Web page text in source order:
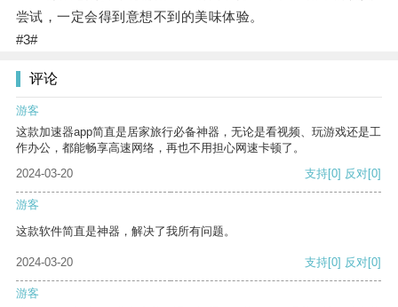
尝试，一定会得到意想不到的美味体验。
#3#
评论
游客
这款加速器app简直是居家旅行必备神器，无论是看视频、玩游戏还是工
作办公，都能畅享高速网络，再也不用担心网速卡顿了。
2024-03-20
支持[0] 反对[0]
游客
这款软件简直是神器，解决了我所有问题。
2024-03-20 支持[0] 反对[0]
游客